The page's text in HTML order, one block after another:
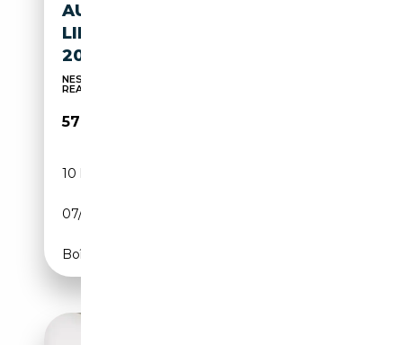
AUDI Q3 SPB 2.0 TDI 150CV S-
LINE S-TRONIC,TETTO,CERCHI
20
NESSUN VINCOLO DI FINANZIAMENTO-PREZZO
REALE
57 900€
10 km
07/2026
Boîte automatique